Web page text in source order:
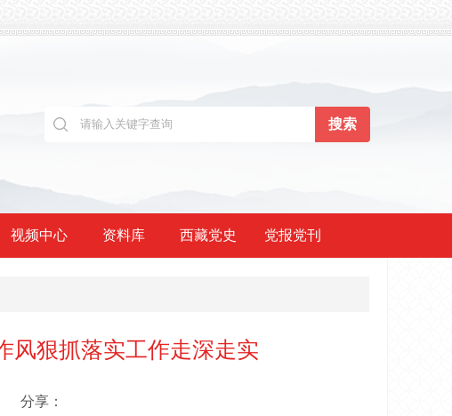
视频中心 资料库 西藏党史 党报党刊
风狠抓落实工作走深走实
分享：